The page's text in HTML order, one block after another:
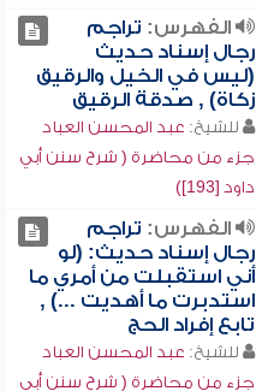
الفهرس: تراجم
رجال إسناد حديث
(ليس في الخيل والرقيق
زكاة) , صدقة الرقيق
للشيخ: عبد المحسن العباد
جزء من محاضرة ( شرح سنن أبي
داود [193])
الفهرس: تراجم
رجال إسناد حديث: (لو
أني استقبلت من أمري ما
استدبرت ما أهديت ...) ,
تابع إفراد الحج
للشيخ: عبد المحسن العباد
جزء من محاضرة ( شرح سنن أبي